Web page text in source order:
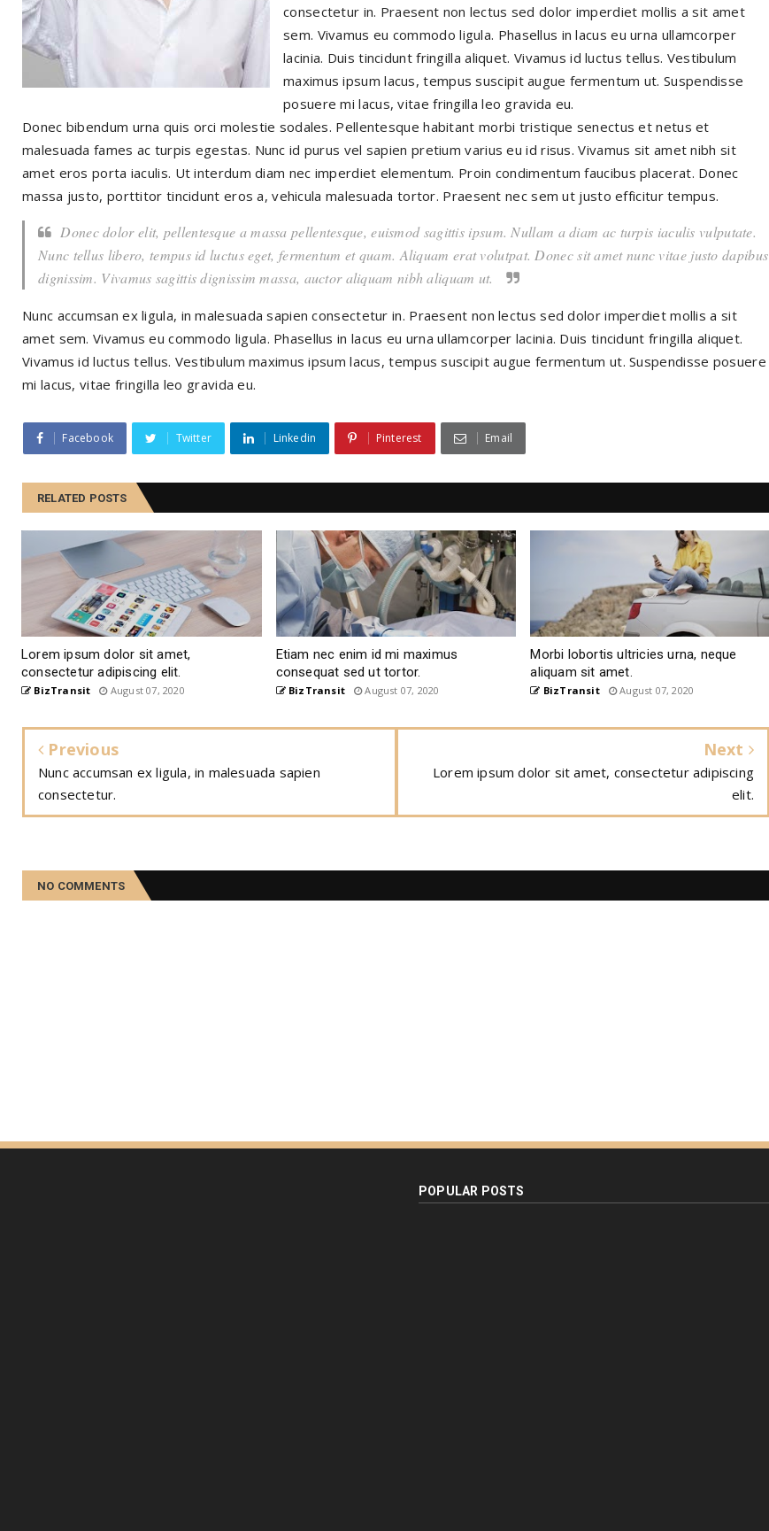
consectetur in. Praesent non lectus sed dolor imperdiet mollis a sit amet
sem. Vivamus eu commodo ligula. Phasellus in lacus eu urna ullamcorper
lacinia. Duis tincidunt fringilla aliquet. Vivamus id luctus tellus. Vestibulum
maximus ipsum lacus, tempus suscipit augue fermentum ut. Suspendisse
posuere mi lacus, vitae fringilla leo gravida eu.
Donec bibendum urna quis orci molestie sodales. Pellentesque habitant morbi tristique senectus et netus et
malesuada fames ac turpis egestas. Nunc id purus vel sapien pretium varius eu id risus. Vivamus sit amet nibh sit
amet eros porta iaculis. Ut interdum diam nec imperdiet elementum. Proin condimentum faucibus placerat. Donec
massa justo, porttitor tincidunt eros a, vehicula malesuada tortor. Praesent nec sem ut justo efficitur tempus.
Donec dolor elit, pellentesque a massa pellentesque, euismod sagittis ipsum. Nullam a diam ac turpis iaculis vulputate.
Nunc tellus libero, tempus id luctus eget, fermentum et quam. Aliquam erat volutpat. Donec sit amet nunc vitae justo dapibus
dignissim. Vivamus sagittis dignissim massa, auctor aliquam nibh aliquam ut.
Nunc accumsan ex ligula, in malesuada sapien consectetur in. Praesent non lectus sed dolor imperdiet mollis a sit
amet sem. Vivamus eu commodo ligula. Phasellus in lacus eu urna ullamcorper lacinia. Duis tincidunt fringilla aliquet.
Vivamus id luctus tellus. Vestibulum maximus ipsum lacus, tempus suscipit augue fermentum ut. Suspendisse posuere
mi lacus, vitae fringilla leo gravida eu.
Facebook Twitter Linkedin Pinterest Email
RELATED POSTS
Lorem ipsum dolor sit amet,
consectetur adipiscing elit.
BizTransit August 07, 2020
Etiam nec enim id mi maximus
consequat sed ut tortor.
BizTransit August 07, 2020
Morbi lobortis ultricies urna, neque
aliquam sit amet.
BizTransit August 07, 2020
Previous
Nunc accumsan ex ligula, in malesuada sapien
consectetur.
Next
Lorem ipsum dolor sit amet, consectetur adipiscing
elit.
NO COMMENTS
POPULAR POSTS